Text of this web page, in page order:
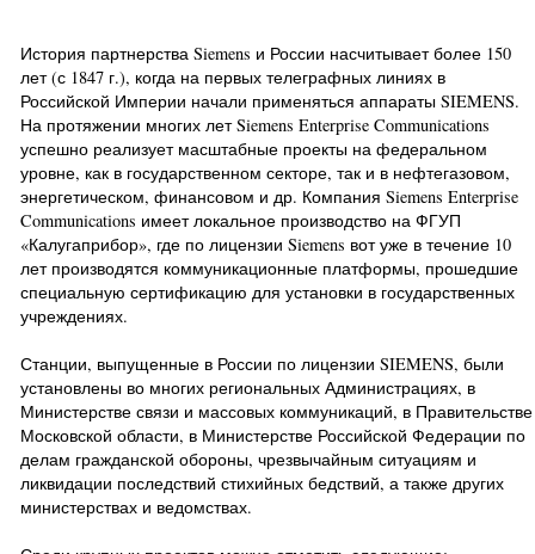
История партнерства Siemens и России насчитывает более 150
лет (с 1847 г.), когда на первых телеграфных линиях в
Российской Империи начали применяться аппараты SIEMENS.
На протяжении многих лет Siemens Enterprise Communications
успешно реализует масштабные проекты на федеральном
уровне, как в государственном секторе, так и в нефтегазовом,
энергетическом, финансовом и др. Компания Siemens Enterprise
Communications имеет локальное производство на ФГУП
«Калугаприбор», где по лицензии Siemens вот уже в течение 10
лет производятся коммуникационные платформы, прошедшие
специальную сертификацию для установки в государственных
учреждениях.
Станции, выпущенные в России по лицензии SIEMENS, были
установлены во многих региональных Администрациях, в
Министерстве связи и массовых коммуникаций, в Правительстве
Московской области, в Министерстве Российской Федерации по
делам гражданской обороны, чрезвычайным ситуациям и
ликвидации последствий стихийных бедствий, а также других
министерствах и ведомствах.